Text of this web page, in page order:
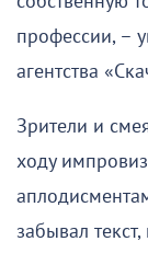
профессии, –
агентства
Зрители и
ходу
забывал